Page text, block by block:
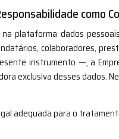
como
na plataforma dados
colaboradores,
instrumento —, a
exclusiva desses dados.
adequada para o